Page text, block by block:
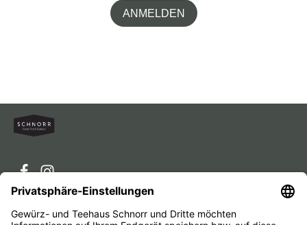
ANMELDEN
Service-Hotline